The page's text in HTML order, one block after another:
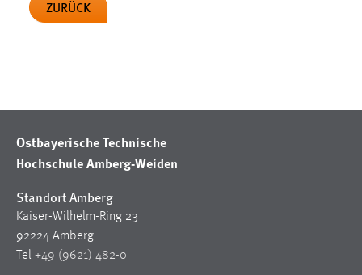
ZURÜCK
Ostbayerische Technische
Hochschule Amberg-Weiden
Standort Amberg
Kaiser-Wilhelm-Ring 23
92224 Amberg
Tel +49 (9621) 482-0
MARKETING
Marketing Cookies werden von Drittanbietern
verwendet, um personalisierte Werbung anzuzeigen.
hinweg verfolgen.
Google Ads
Name: